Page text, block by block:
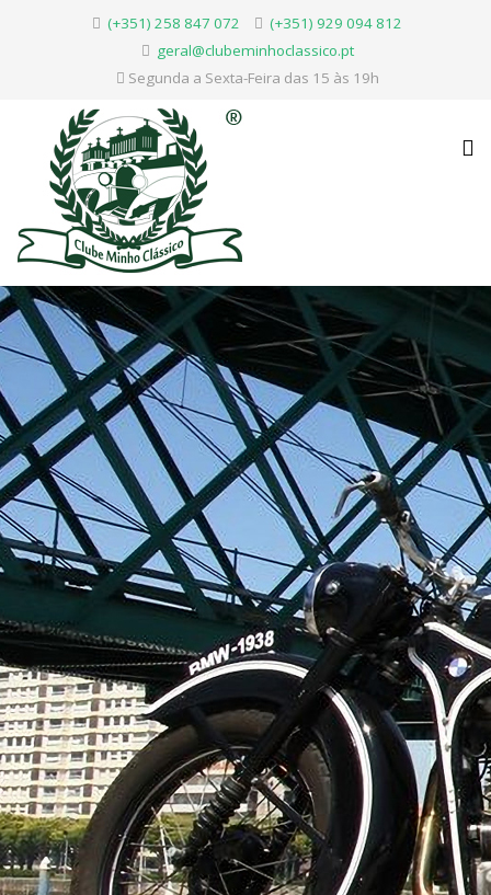
(+351) 258 847 072
(+351) 929 094 812
geral@clubeminhoclassico.pt
Segunda a Sexta-Feira das 15 às 19h